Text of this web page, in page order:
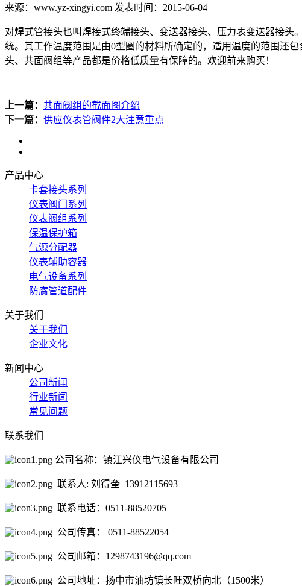
来源：www.yz-xingyi.com 发表时间：2015-06-04
对焊式管接头也叫焊接式终端接头、变送器接头、压力表变送器接头
统。其工作温度范围是由0型圈的材料所确定的，适用温度的范围还
头、共面阀组等产品都是价格低质量有保障的。欢迎前来购买！
上一篇： 共面阀组的截面图介绍
下一篇： 供应仪表管阀件2大注意重点
产品中心
卡套接头系列
仪表阀门系列
仪表阀组系列
保温保护箱
气源分配器
仪表辅助容器
电气设备系列
防腐管道配件
关于我们
关于我们
企业文化
新闻中心
公司新闻
行业新闻
常见问题
联系我们
公司名称：镇江兴仪电气设备有限公司
联系人: 刘得奎 13912115693
联系电话：0511-88520705
公司传真： 0511-88522054
公司邮箱：1298743196@qq.com
公司地址：扬中市油坊镇长旺双桥向北（1500米）